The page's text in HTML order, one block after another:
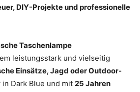
DIY-Projekte und professionelle
Taschenlampe
leistungsstark und vielseitig
Einsätze, Jagd oder Outdoor-
in Dark Blue und mit 25 Jahren